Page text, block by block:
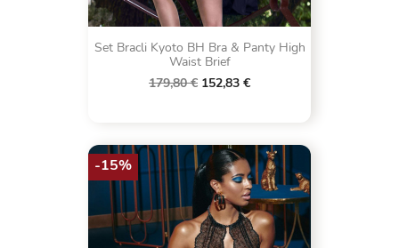
Set Bracli Kyoto BH Bra & Panty High
Waist Brief
179,80 € 152,83 €
-15%